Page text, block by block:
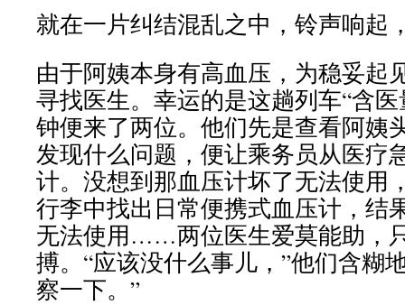
就在一片纠结混乱之中，铃声响起
由于阿姨本身有高血压，为稳妥起
寻找医生。幸运的是这趟列车“含
钟便来了两位。他们先是查看阿姨
发现什么问题，便让乘务员从医疗
计。没想到那血压计坏了无法使用
行李中找出日常便携式血压计，结
无法使用……两位医生爱莫能助，
搏。“应该没什么事儿，”他们含糊
察一下。”